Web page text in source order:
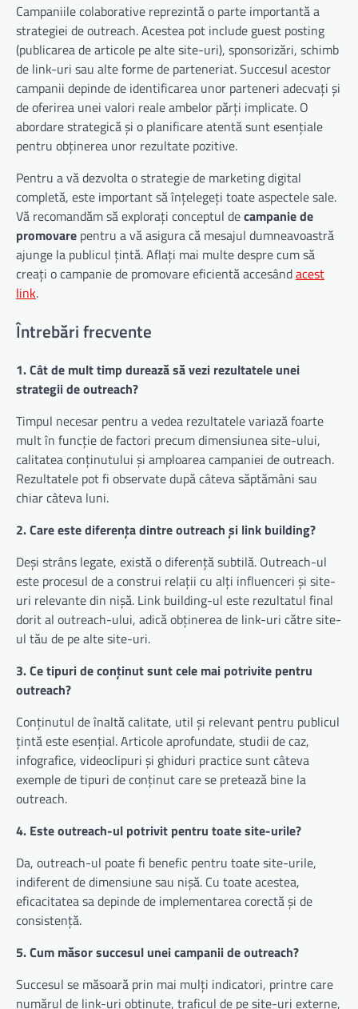
Campaniile colaborative reprezintă o parte importantă a
strategiei de outreach. Acestea pot include guest posting
(publicarea de articole pe alte site-uri), sponsorizări, schimb
de link-uri sau alte forme de parteneriat. Succesul acestor
campanii depinde de identificarea unor parteneri adecvați și
de oferirea unei valori reale ambelor părți implicate. O
abordare strategică și o planificare atentă sunt esențiale
pentru obținerea unor rezultate pozitive.
Pentru a vă dezvolta o strategie de marketing digital
completă, este important să înțelegeți toate aspectele sale.
Vă recomandăm să explorați conceptul decampanie de
promovare pentru a vă asigura că mesajul dumneavoastră
ajunge la publicul țintă. Aflați mai multe despre cum să
creați o campanie de promovare eficientă accesândacest
link.
Întrebări frecvente
1. Cât de mult timp durează să vezi rezultatele unei
strategii de outreach?
Timpul necesar pentru a vedea rezultatele variază foarte
mult în funcție de factori precum dimensiunea site-ului,
calitatea conținutului și amploarea campaniei de outreach.
Rezultatele pot fi observate după câteva săptămâni sau
chiar câteva luni.
2. Care este diferența dintre outreach și link building?
Deși strâns legate, există o diferență subtilă. Outreach-ul
este procesul de a construi relații cu alți influenceri și site-
uri relevante din nișă. Link building-ul este rezultatul final
dorit al outreach-ului, adică obținerea de link-uri către site-
ul tău de pe alte site-uri.
3. Ce tipuri de conținut sunt cele mai potrivite pentru
outreach?
Conținutul de înaltă calitate, util și relevant pentru publicul
țintă este esențial. Articole aprofundate, studii de caz,
infografice, videoclipuri și ghiduri practice sunt câteva
exemple de tipuri de conținut care se pretează bine la
outreach.
4. Este outreach-ul potrivit pentru toate site-urile?
Da, outreach-ul poate fi benefic pentru toate site-urile,
indiferent de dimensiune sau nișă. Cu toate acestea,
eficacitatea sa depinde de implementarea corectă și de
consistență.
5. Cum măsor succesul unei campanii de outreach?
Succesul se măsoară prin mai mulți indicatori, printre care
numărul de link-uri obținute, traficul de pe site-uri externe,